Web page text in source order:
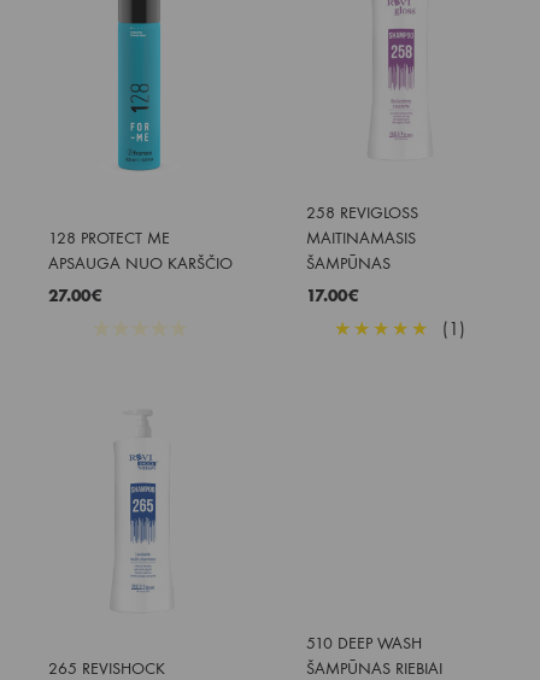
128 PROTECT ME
APSAUGA NUO KARŠČIO
27.00€
★ ★ ★ ★ ★
258 REVIGLOSS
MAITINAMASIS
ŠAMPŪNAS
17.00€
★ ★ ★ ★ ★ (1)
265 REVISHOCK
510 DEEP WASH
ŠAMPŪNAS RIEBIAI